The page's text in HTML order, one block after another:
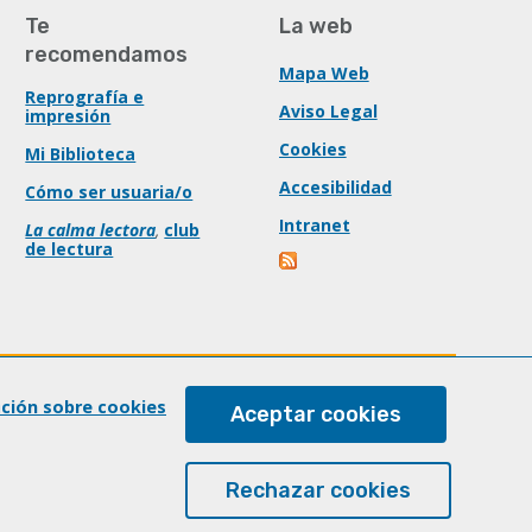
Te
recomendamos
Reprografía e
impresión
Mi Biblioteca
Cómo ser usuaria/o
La calma lectora, club
de lectura
La web
Mapa Web
Aviso Legal
Cookies
Accesibilidad
Intranet
sobre cookies Aceptar cookies
Rechazar cookies